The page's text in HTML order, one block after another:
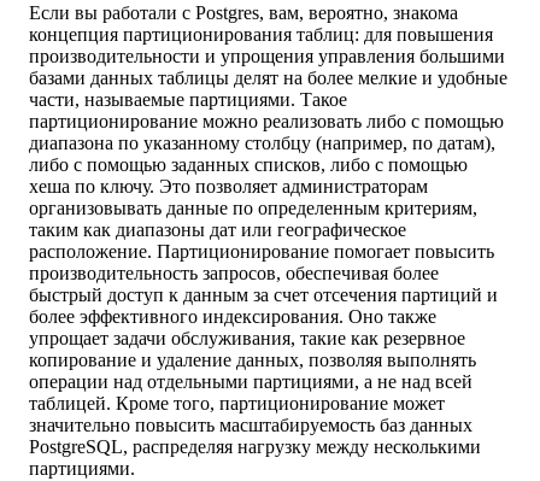
Если вы работали с Postgres, вам, вероятно, знакома
концепция партиционирования таблиц: для повышения
производительности и упрощения управления большими
базами данных таблицы делят на более мелкие и удобные
части, называемые партициями. Такое
партиционирование можно реализовать либо с помощью
диапазона по указанному столбцу (например, по датам),
либо с помощью заданных списков, либо с помощью
хеша по ключу. Это позволяет администраторам
организовывать данные по определенным критериям,
таким как диапазоны дат или географическое
расположение. Партиционирование помогает повысить
производительность запросов, обеспечивая более
быстрый доступ к данным за счет отсечения партиций и
более эффективного индексирования. Оно также
упрощает задачи обслуживания, такие как резервное
копирование и удаление данных, позволяя выполнять
операции над отдельными партициями, а не над всей
таблицей. Кроме того, партиционирование может
значительно повысить масштабируемость баз данных
PostgreSQL, распределяя нагрузку между несколькими
партициями.